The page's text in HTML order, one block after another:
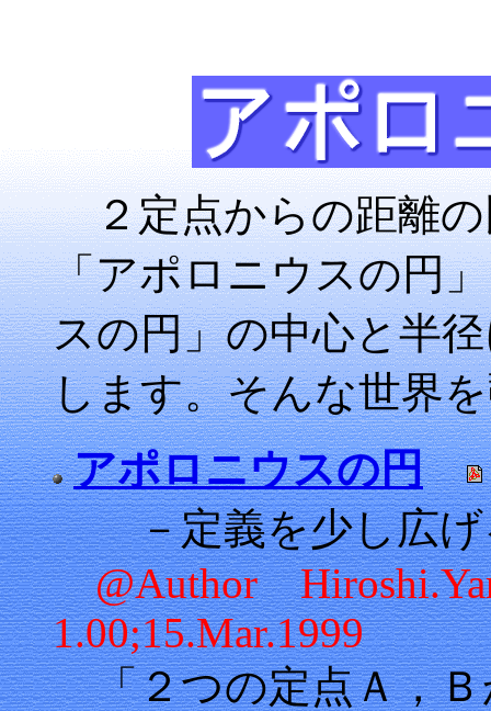
２定点からの距離
「アポロニウスの円
スの円」の中心と半
します。そんな世界
アポロニウスの円
－定義を少し広げ
@Author
1.00;15.Mar.1999
「２つの定点Ａ，Ｂ